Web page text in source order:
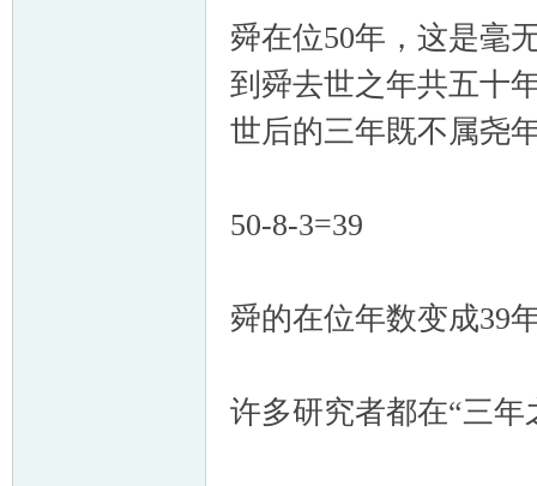
舜在位50年，这是毫
到舜去世之年共五十
世后的三年既不属尧
50-8-3=39
舜的在位年数变成39
许多研究者都在“三